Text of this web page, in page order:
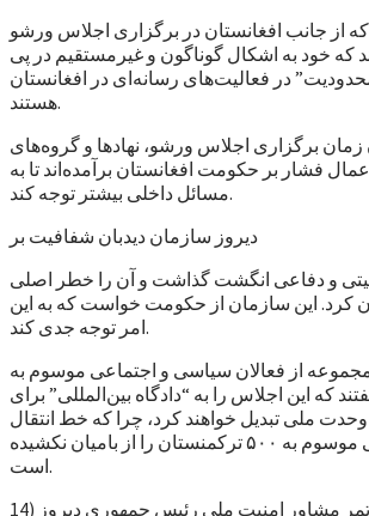
از جانب افغانستان در برگزاری اجلاس ورشو
که خود به اشکال گوناگون و غیرمستقیم در پی
در فعالیت‌های رسانه‌ای در افغانستان
هستند.
زمان برگزاری اجلاس ورشو، نهادها و گروه‌های
فشار بر حکومت افغانستان برآمده‌اند تا به
مسائل داخلی بیشتر توجه کند.
دیروز سازمان دیدبان شفافیت بر
و دفاعی انگشت گذاشت و آن را خطر اصلی
کرد. این سازمان از حکومت خواست که به این
امر توجه جدی کند.
از فعالان سیاسی و اجتماعی موسوم به
که این اجلاس را به “دادگاه بین‌المللی” برای
ملی تبدیل خواهند کرد، چرا که خط انتقال
نیروی برق وارداتی موسوم به ۵۰۰ ترکمنستان را از بامیان نکشیده
است.
در مقابل، حنیف اتمر مشاور امنیت ملی رئیس جمهوری دیروز (14